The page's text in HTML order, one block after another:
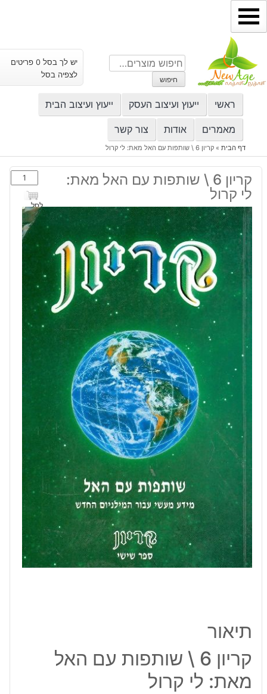
דילוג
לתוכן
חיפוש
עבור:
חיפוש
יש לך בסל 0 פריטים
לצפיה בסל
ראשי ייעוץ ועיצוב העסק ייעוץ ועיצוב הבית
מאמרים אודות צור קשר
דף הבית» קריון 6 \ שותפות עם האל מאת: לי קרול
קריון 6 \ שותפות עם האל מאת:
לי קרול
כמות
של
קריון
6
שותפות
האל
מאת:
לי
לסל
תיאור
קריון 6 \ שותפות עם האל
מאת: לי קרול